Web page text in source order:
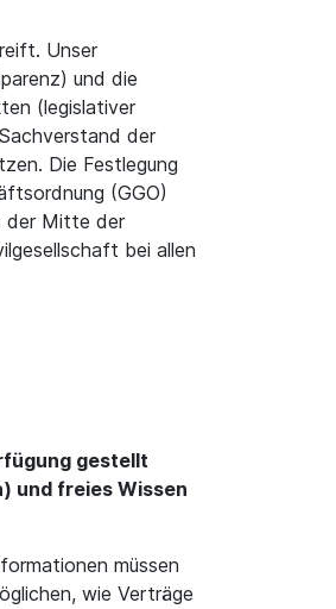
Unser
und die
(legislativer
der
Die Festlegung
(GGO)
der Mitte der
bei allen
gestellt
und freies Wissen
müssen
wie Verträge